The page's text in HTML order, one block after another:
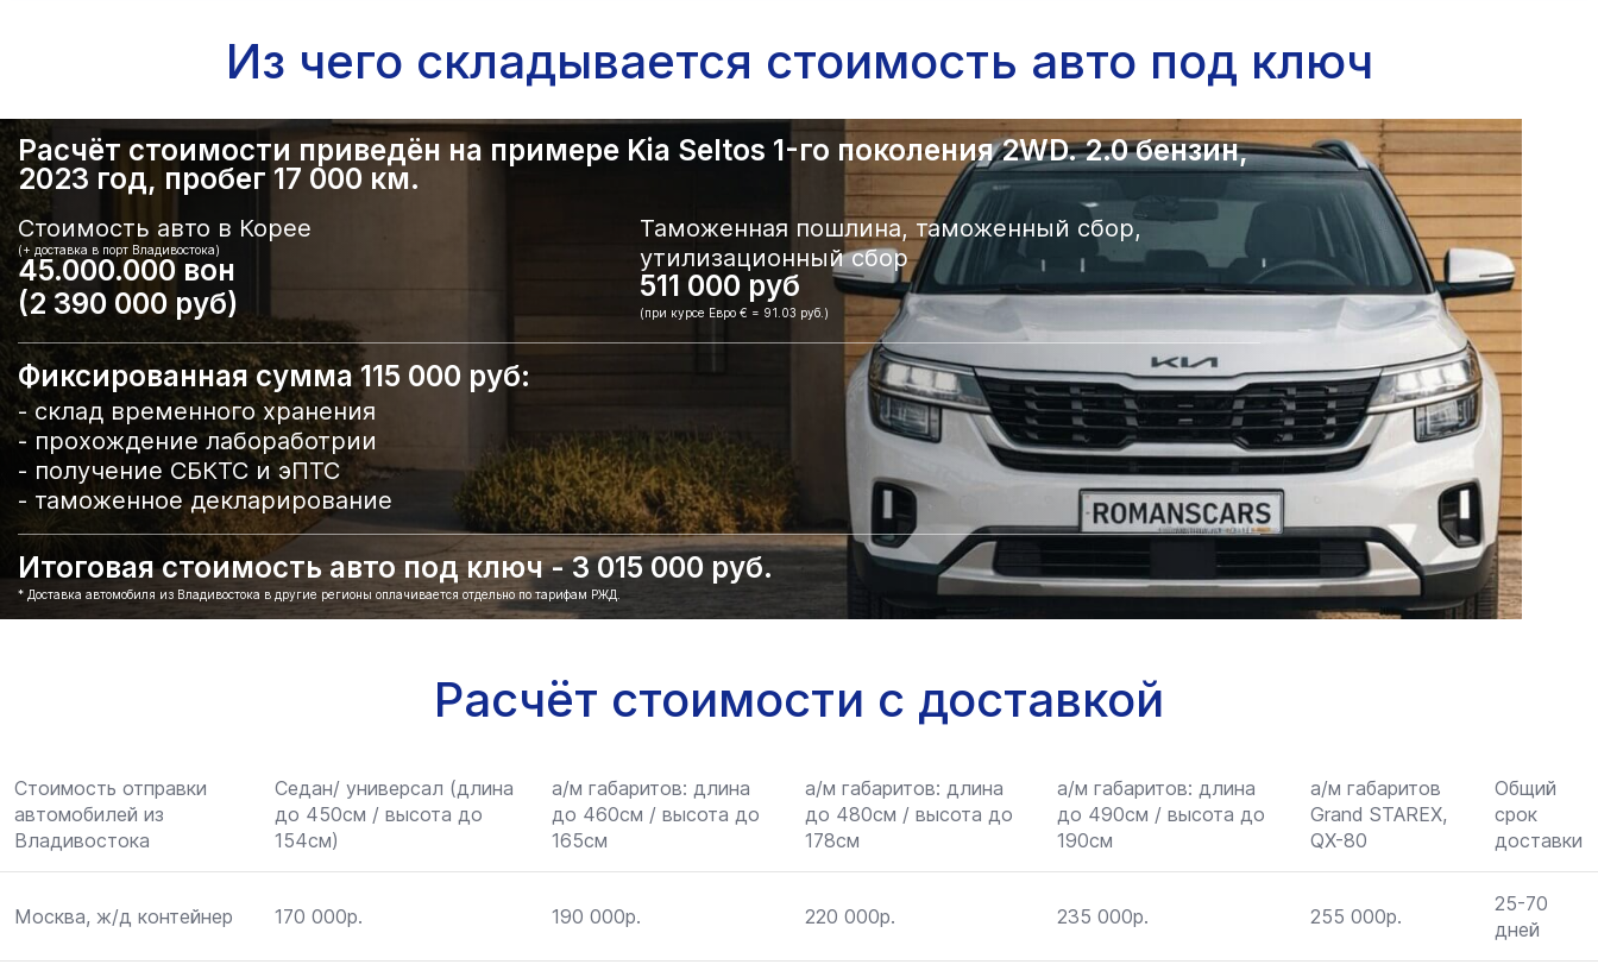
Из чего складывается стоимость авто под ключ
Расчёт стоимости приведён на примере Kia Seltos 1-го поколения 2WD. 2.0 бензин,
2023 год, пробег 17 000 км.
Стоимость авто в Корее
(+ доставка в порт Владивостока)
45.000.000 вон
(2 390 000 руб)
Таможенная пошлина, таможенный сбор,
утилизационный сбор
511 000 руб
(при курсе Евро € = 91.03 руб.)
Фиксированная сумма 115 000 руб:
- склад временного хранения
- прохождение лабоработрии
- получение СБКТС и эПТС
- таможенное декларирование
Итоговая стоимость авто под ключ - 3 015 000 руб.
* Доставка автомобиля из Владивостока в другие регионы оплачивается отдельно по тарифам РЖД.
Расчёт стоимости с доставкой
Стоимость отправки
автомобилей из
Владивостока
Седан/ универсал (длина
до 450см / высота до
154см)
а/м габаритов: длина
до 460см / высота до
165см
а/м габаритов: длина
до 480см / высота до
178см
а/м габаритов: длина
до 490см / высота до
190см
а/м габаритов
Grand STAREX,
QX-80
Общий
срок
доставки
Москва, ж/д контейнер 170 000р. 190 000р. 220 000р. 235 000р. 255 000р.
25-70
дней